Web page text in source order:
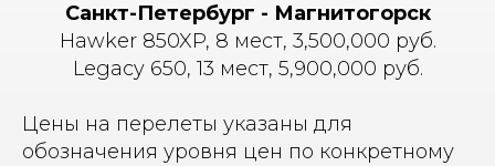
Санкт-Петербург - Магнитогорск
Hawker 850XP, 8 мест, 3,500,000 руб.
Legacy 650, 13 мест, 5,900,000 руб.
Цены на перелеты указаны для
обозначения уровня цен по конкретному